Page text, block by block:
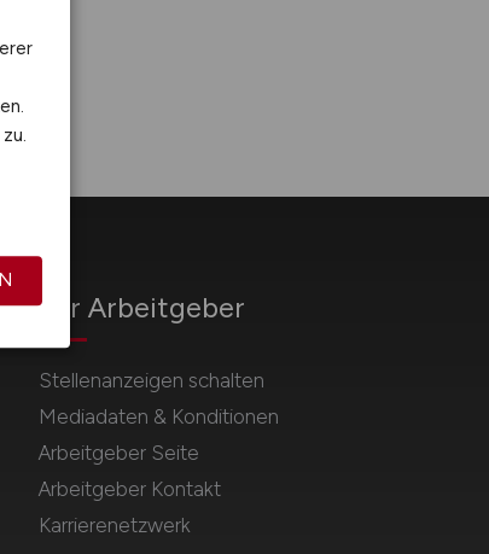
Für Arbeitgeber
Stellenanzeigen schalten
Mediadaten & Konditionen
Arbeitgeber Seite
Arbeitgeber Kontakt
Karrierenetzwerk